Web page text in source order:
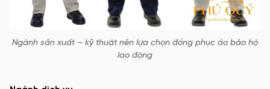
Ngành sản xuất – kỹ thuật nên lựa chọn đồng phục áo bảo hộ
lao động